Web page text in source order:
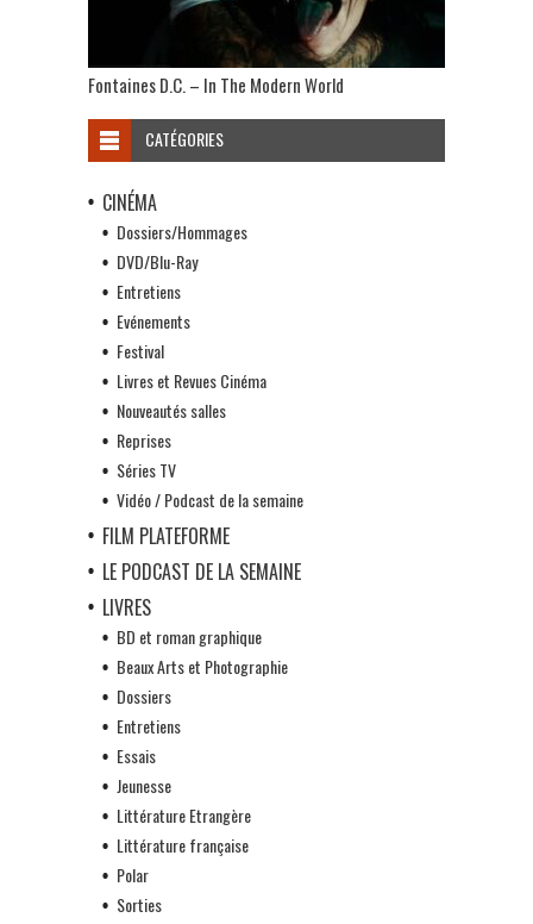
Fontaines D.C. – In The Modern World
CATÉGORIES
CINÉMA
Dossiers/Hommages
DVD/Blu-Ray
Entretiens
Evénements
Festival
Livres et Revues Cinéma
Nouveautés salles
Reprises
Séries TV
Vidéo / Podcast de la semaine
FILM PLATEFORME
LE PODCAST DE LA SEMAINE
LIVRES
BD et roman graphique
Beaux Arts et Photographie
Dossiers
Entretiens
Essais
Jeunesse
Littérature Etrangère
Littérature française
Polar
Sorties